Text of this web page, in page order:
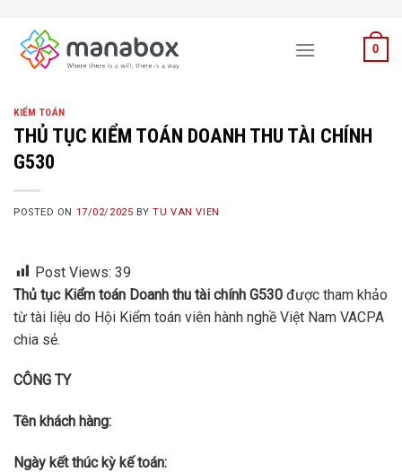
content
0
KIỂM TOÁN
THỦ TỤC KIỂM TOÁN DOANH THU TÀI CHÍNH
G530
POSTED ON 17/02/2025 BYTU VAN VIEN
Post Views: 39
Thủ tục Kiểm toán Doanh thu tài chính G530 được tham khảo
từ tài liệu do Hội Kiểm toán viên hành nghề Việt Nam VACPA
chia sẻ.
CÔNG TY
Tên khách hàng:
Ngày kết thúc kỳ kế toán: